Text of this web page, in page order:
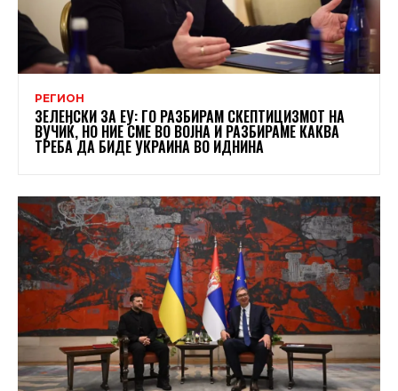
РЕГИОН
ЗЕЛЕНСКИ ЗА ЕУ: ГО РАЗБИРАМ СКЕПТИЦИЗМОТ НА
ВУЧИЌ, НО НИЕ СМЕ ВО ВОЈНА И РАЗБИРАМЕ КАКВА
ТРЕБА ДА БИДЕ УКРАИНА ВО ИДНИНА